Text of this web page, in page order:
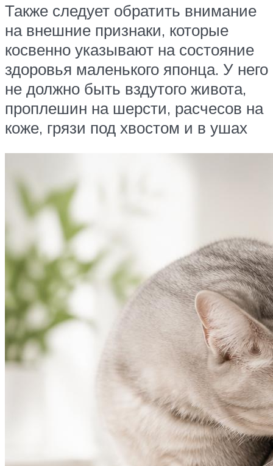
Также следует обратить внимание
на внешние признаки, которые
косвенно указывают на состояние
здоровья маленького японца. У него
не должно быть вздутого живота,
проплешин на шерсти, расчесов на
коже, грязи под хвостом и в ушах